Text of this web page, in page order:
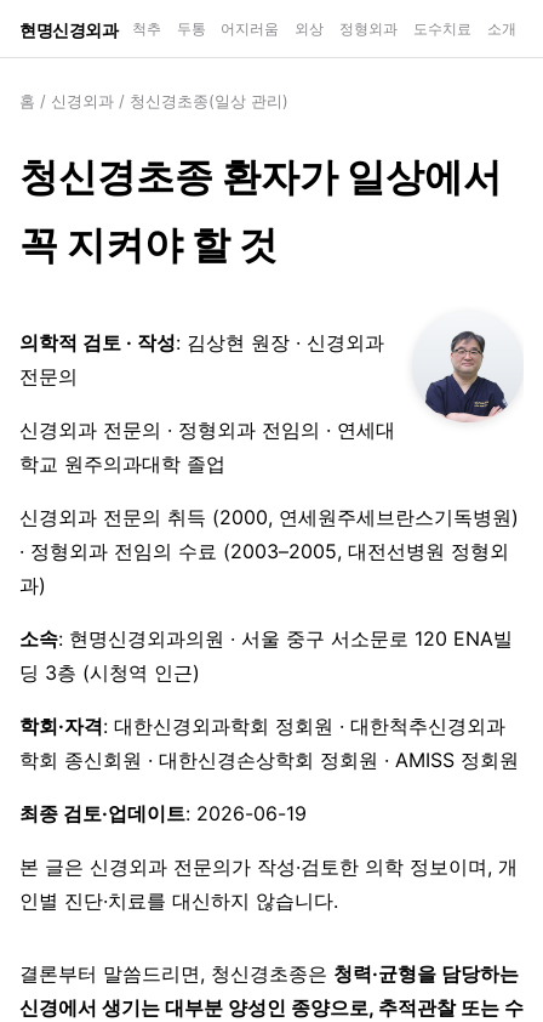
현명신경외과 척추 두통 어지러움 외상 정형외과 도수치료 소개
홈 / 신경외과 / 청신경초종(일상 관리)
청신경초종 환자가 일상에서
꼭 지켜야 할 것
의학적 검토 · 작성: 김상현 원장 · 신경외과
전문의
신경외과 전문의 · 정형외과 전임의 · 연세대
학교 원주의과대학 졸업
신경외과 전문의 취득 (2000, 연세원주세브란스기독병원)
· 정형외과 전임의 수료 (2003–2005, 대전선병원 정형외
과)
소속: 현명신경외과의원 · 서울 중구 서소문로 120 ENA빌
딩 3층 (시청역 인근)
학회·자격: 대한신경외과학회 정회원 · 대한척추신경외과
학회 종신회원 · 대한신경손상학회 정회원 · AMISS 정회원
최종 검토·업데이트: 2026-06-19
본 글은 신경외과 전문의가 작성·검토한 의학 정보이며, 개
인별 진단·치료를 대신하지 않습니다.
결론부터 말씀드리면, 청신경초종은 청력·균형을 담당하는
신경에서 생기는 대부분 양성인 종양으로, 추적관찰 또는 수